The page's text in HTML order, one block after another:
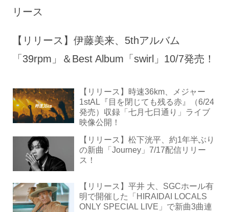
リース
【リリース】伊藤美来、5thアルバム
「39rpm」＆Best Album「swirl」10/7発売！
【リリース】時速36km、メジャー
1stAL『目を閉じても残る赤』（6/24
発売）収録「七月七日通り」ライブ
映像公開！
【リリース】松下洸平、約1年半ぶり
の新曲「Journey」7/17配信リリー
ス！
【リリース】平井 大、SGCホール有
明で開催した「HIRAIDAI LOCALS
ONLY SPECIAL LIVE」で新曲3曲連